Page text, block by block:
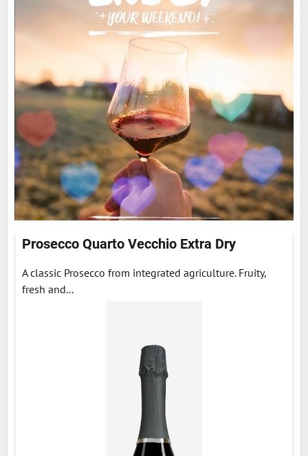
Prosecco Quarto Vecchio Extra Dry
A classic Prosecco from integrated agriculture. Fruity,
fresh and...